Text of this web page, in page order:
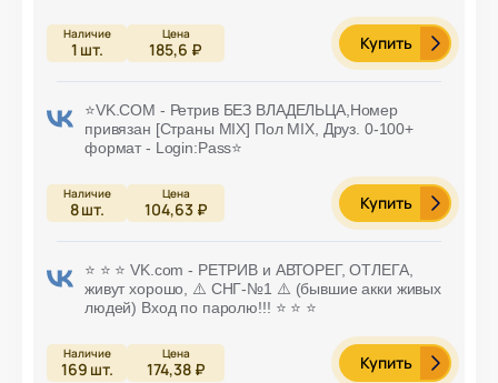
1 шт. 185,6 ₽ Купить
⭐️VK.COM - Ретрив БЕЗ ВЛАДЕЛЬЦА,Номер
привязан [Страны MIX] Пол MIX, Друз. 0-100+
формат - Login:Pass⭐️
8шт. 104,63 ₽ Купить
⭐️ ⭐️ ⭐️ VK.com - РЕТРИВ и АВТОРЕГ, ОТЛЕГА,
живут хорошо, ⚠️ СНГ-№1 ⚠️ (бывшие акки живых
людей) Вход по паролю!!! ⭐️ ⭐️ ⭐️
169 шт. 174,38 ₽ Купить